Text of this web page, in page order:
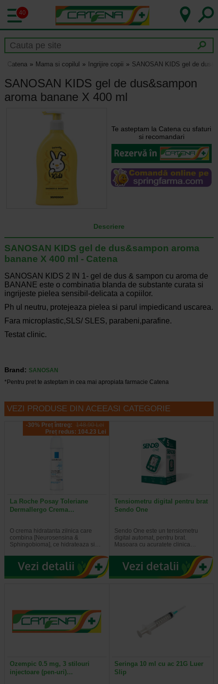
40
Catena Mama si copilul Ingrijire copii SANOSAN KIDS gel de
SANOSAN KIDS gel de dus&sampon
aroma banane X 400 ml
Te asteptam la Catena cu sfaturi
si recomandari
Descriere
SANOSAN KIDS gel de dus&sampon aroma
banane X 400 ml - Catena
SANOSAN KIDS 2 IN 1- gel de dus & sampon cu aroma de
BANANE este o combinatia blanda de substante curata si
ingrijeste pielea sensibil-delicata a copiilor.
Ph ul neutru, protejeaza pielea si parul impiedicand uscarea.
Fara microplastic,SLS/ SLES, parabeni,parafine.
Testat clinic.
Brand: SANOSAN
*Pentru pret te asteptam in cea mai apropiata farmacie Catena
VEZI PRODUSE DIN ACEEASI CATEGORIE
-30% Preț întreg: 148,90 Lei
Preț redus: 104.23 Lei
La Roche Posay Toleriane
Dermallergo Crema…
O crema hidratanta zilnica care
combina [Neurosensina &
Sphingobioma], ce hidrateaza si…
Tensiometru digital pentru brat
Sendo One
Sendo One este un tensiometru
digital automat, pentru brat.
Masoara cu acuratete clinica…
Ozempic 0.5 mg, 3 stilouri
injectoare (pen-uri)…
Seringa 10 ml cu ac 21G Luer
Slip